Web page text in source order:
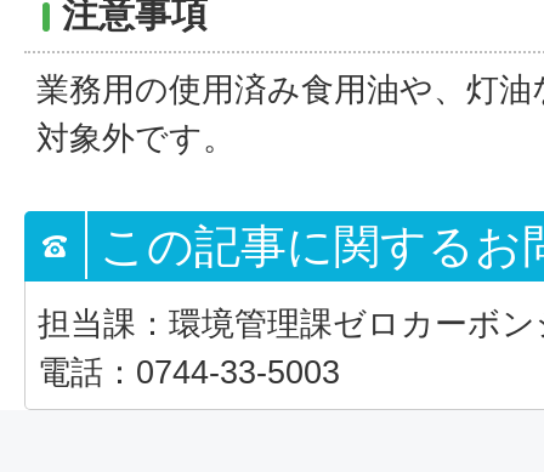
注意事項
業務用の使用済み食用油や、灯
対象外です。
この記事に関するお
担当課：環境管理課ゼロカーボ
電話：0744-33-5003